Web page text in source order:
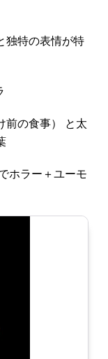
独特の表情が特
前の食事） と太
ホラー＋ユーモ